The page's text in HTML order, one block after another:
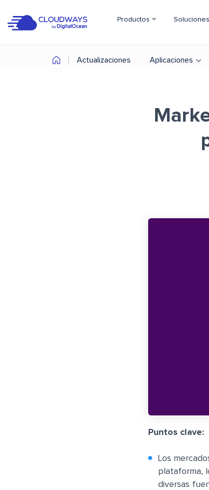
Productos Soluciones
Actualizaciones Aplicaciones
Puntos clave:
Los
plataforma,
diversas